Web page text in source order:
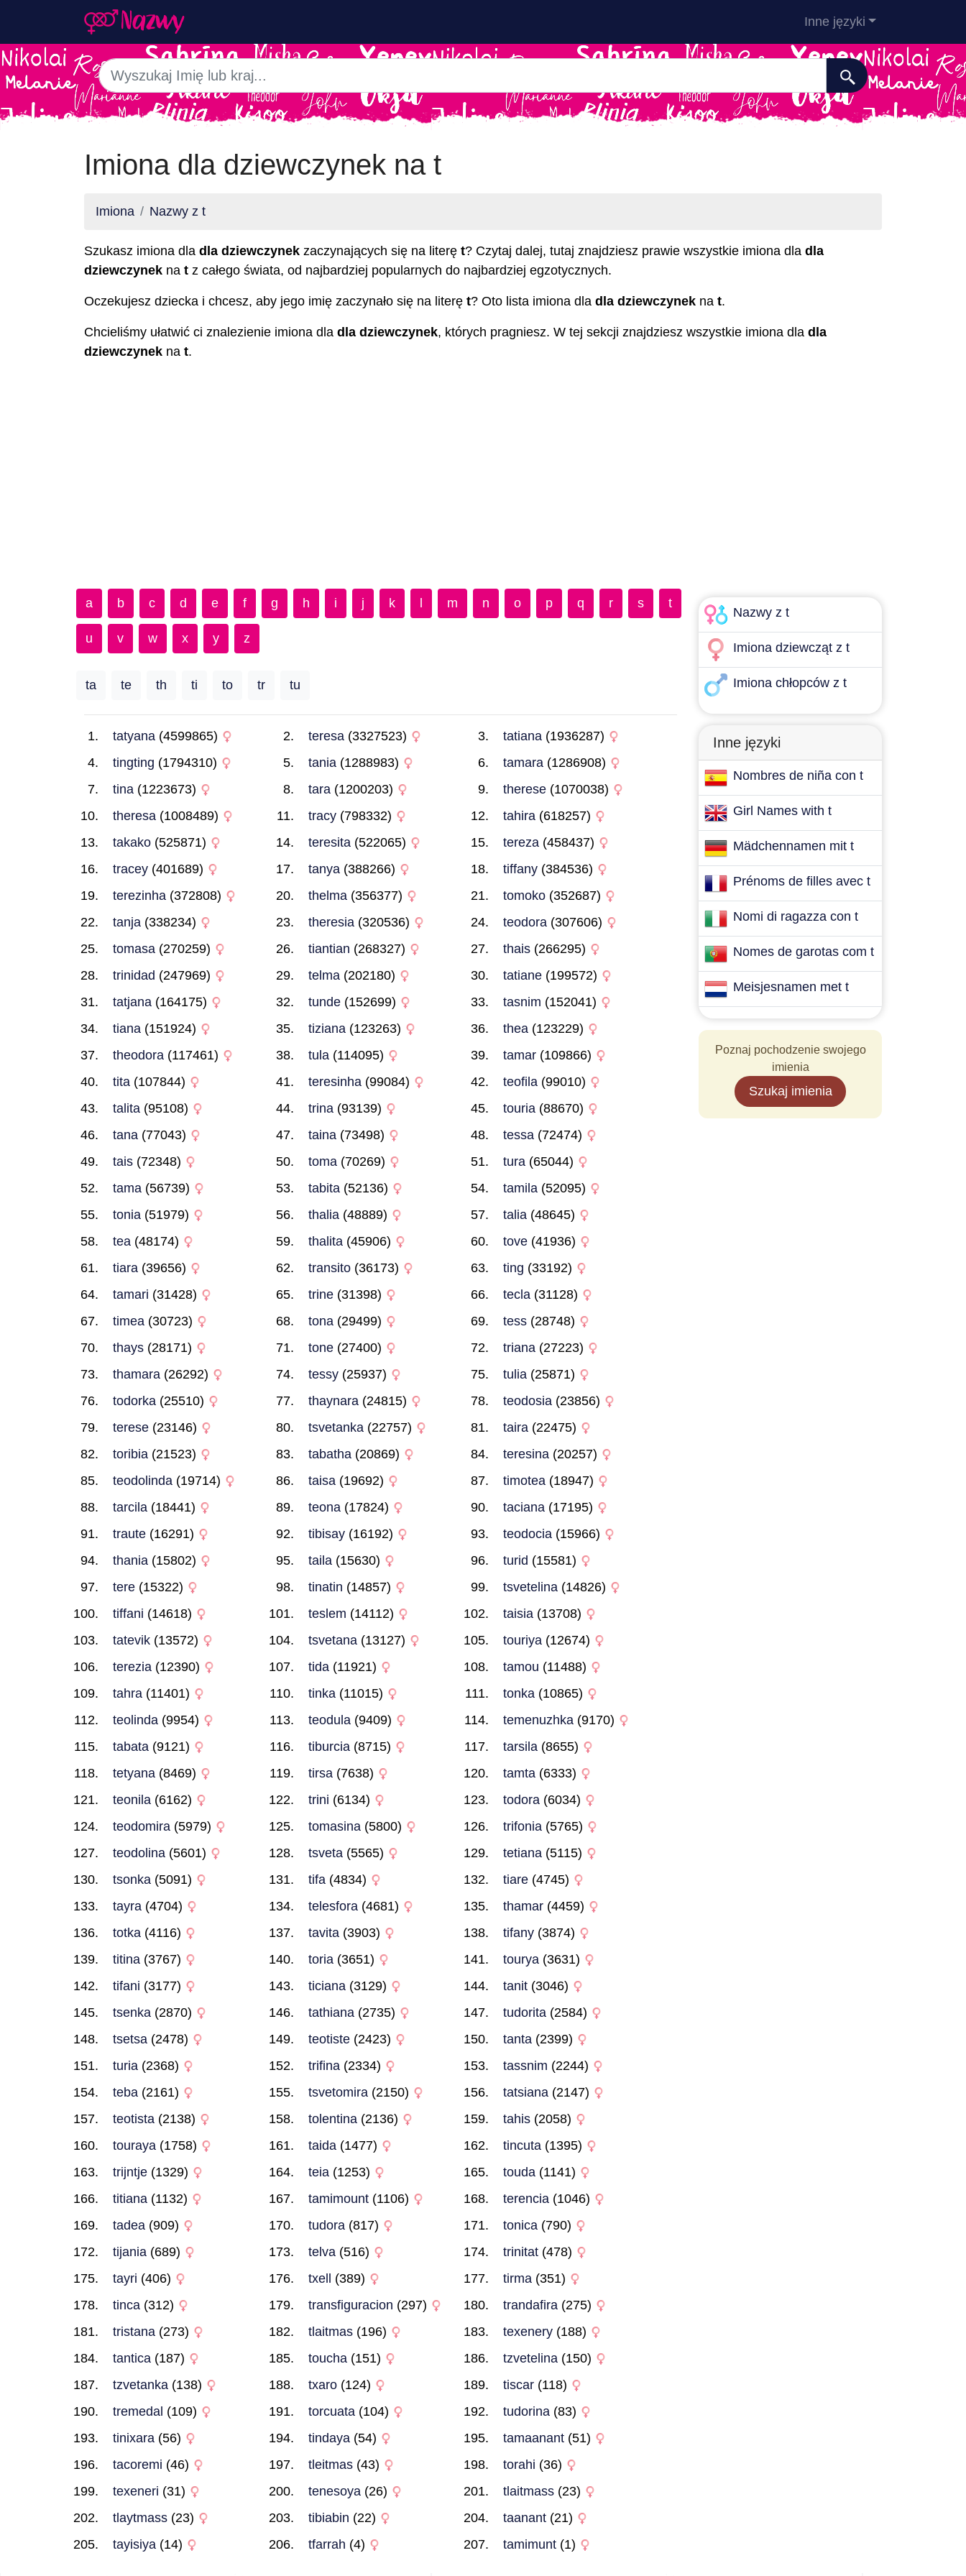
Inne języki
Imiona dla dziewczynek na t
Imiona Nazwy z t
Szukasz imiona dla dla dziewczynek zaczynających się na literę t? Czytaj dalej, tutaj znajdziesz prawie wszystkie imiona dla dla
dziewczynek na t z całego świata, od najbardziej popularnych do najbardziej egzotycznych.
Oczekujesz dziecka i chcesz, aby jego imię zaczynało się na literę t? Oto lista imiona dla dla dziewczynek na t.
Chcieliśmy ułatwić ci znalezienie imiona dla dla dziewczynek, których pragniesz. W tej sekcji znajdziesz wszystkie imiona dla dla
dziewczynek na t.
a b c d e f g h i j k m n o p q r s t
u v w x y z
ta te th ti to tr tu
tatyana (4599865) teresa(3327523) tatiana (1936287)
tingting (1794310) tania(1288983) tamara (1286908)
tina (1223673) tara(1200203) therese (1070038)
theresa (1008489) tracy(798332) tahira (618257)
takako (525871) teresita(522065) tereza (458437)
tracey (401689) tanya(388266) tiffany (384536)
terezinha (372808) thelma(356377) tomoko (352687)
tanja (338234) theresia(320536) teodora (307606)
tomasa (270259) tiantian (268327) thais (266295)
trinidad (247969) telma(202180) tatiane (199572)
tatjana (164175) tunde(152699) tasnim (152041)
tiana (151924) tiziana(123263) thea (123229)
theodora (117461) tula(114095) tamar (109866)
tita (107844) teresinha(99084) teofila (99010)
talita (95108) trina(93139) touria (88670)
tana (77043) taina(73498) tessa (72474)
tais (72348) toma(70269) tura (65044)
tama (56739) tabita(52136) tamila (52095)
tonia (51979) thalia(48889) talia (48645)
tea (48174) thalita(45906) tove (41936)
tiara (39656) transito(36173) ting (33192)
tamari (31428) trine(31398) tecla (31128)
timea (30723) tona(29499) tess (28748)
thays (28171) tone(27400) triana (27223)
thamara (26292) tessy(25937) tulia (25871)
todorka (25510) thaynara(24815) teodosia (23856)
terese (23146) tsvetanka(22757) taira (22475)
toribia (21523) tabatha(20869) teresina (20257)
teodolinda (19714) taisa(19692) timotea (18947)
tarcila (18441) teona(17824) taciana (17195)
traute (16291) tibisay(16192) teodocia (15966)
thania (15802) taila(15630) turid (15581)
tere (15322) tinatin (14857) tsvetelina (14826)
tiffani (14618) teslem (14112) taisia (13708)
tatevik (13572) tsvetana(13127) touriya (12674)
terezia (12390) tida(11921) tamou (11488)
tahra (11401) tinka(11015) tonka (10865)
teolinda (9954) teodula(9409) temenuzhka (9170)
tabata (9121) tiburcia(8715) tarsila (8655)
tetyana (8469) tirsa(7638) tamta (6333)
teonila (6162) trini (6134) todora (6034)
teodomira (5979) tomasina(5800) trifonia (5765)
teodolina (5601) tsveta(5565) tetiana (5115)
tsonka (5091) tifa(4834) tiare (4745)
tayra (4704) telesfora(4681) thamar (4459)
totka (4116) tavita(3903) tifany (3874)
titina (3767) toria(3651) tourya (3631)
tifani (3177) ticiana(3129) tanit (3046)
tsenka (2870) tathiana(2735) tudorita (2584)
tsetsa (2478) teotiste(2423) tanta (2399)
turia (2368) trifina(2334) tassnim (2244)
teba (2161) tsvetomira(2150) tatsiana (2147)
teotista (2138) tolentina(2136) tahis (2058)
touraya (1758) taida(1477) tincuta (1395)
trijntje (1329) teia(1253) touda (1141)
titiana (1132) tamimount(1106) terencia (1046)
tadea (909) tudora(817) tonica (790)
tijania (689) telva(516) trinitat (478)
tayri (406) txell (389) tirma (351)
tinca (312) transfiguracion (297) trandafira (275)
tristana (273) tlaitmas(196) texenery (188)
tantica (187) toucha(151) tzvetelina (150)
tzvetanka (138) txaro(124) tiscar (118)
tremedal (109) torcuata(104) tudorina (83)
tinixara (56) tindaya(54) tamaanant (51)
tacoremi (46) tleitmas(43) torahi (36)
texeneri (31) tenesoya(26) tlaitmass (23)
tlaytmass (23) tibiabin (22) taanant (21)
tayisiya (14) tfarrah (4) tamimunt (1)
Nazwy z t
Imiona dziewcząt z t
Imiona chłopców z t
Inne języki
Nombres de niña con t
Girl Names with t
Mädchennamen mit t
Prénoms de filles avec t
Nomi di ragazza con t
Nomes de garotas com t
Meisjesnamen met t
Poznaj pochodzenie swojego
imienia
Szukaj imienia